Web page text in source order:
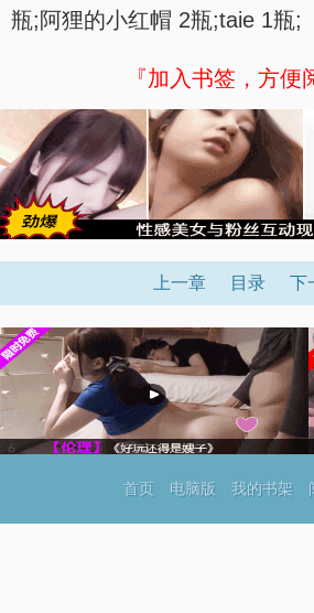
瓶;阿狸的小红帽 2瓶;taie 1瓶;
『加入书签，方便
上一章 目录 下
首页 电脑版 我的书架